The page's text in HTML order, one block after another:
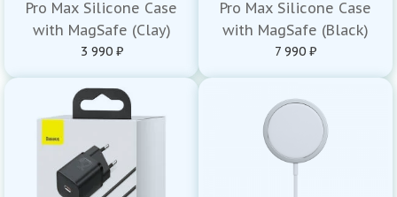
Pro Max Silicone Case
with MagSafe (Clay)
3 990 ₽
Pro Max Silicone Case
with MagSafe (Black)
7 990 ₽